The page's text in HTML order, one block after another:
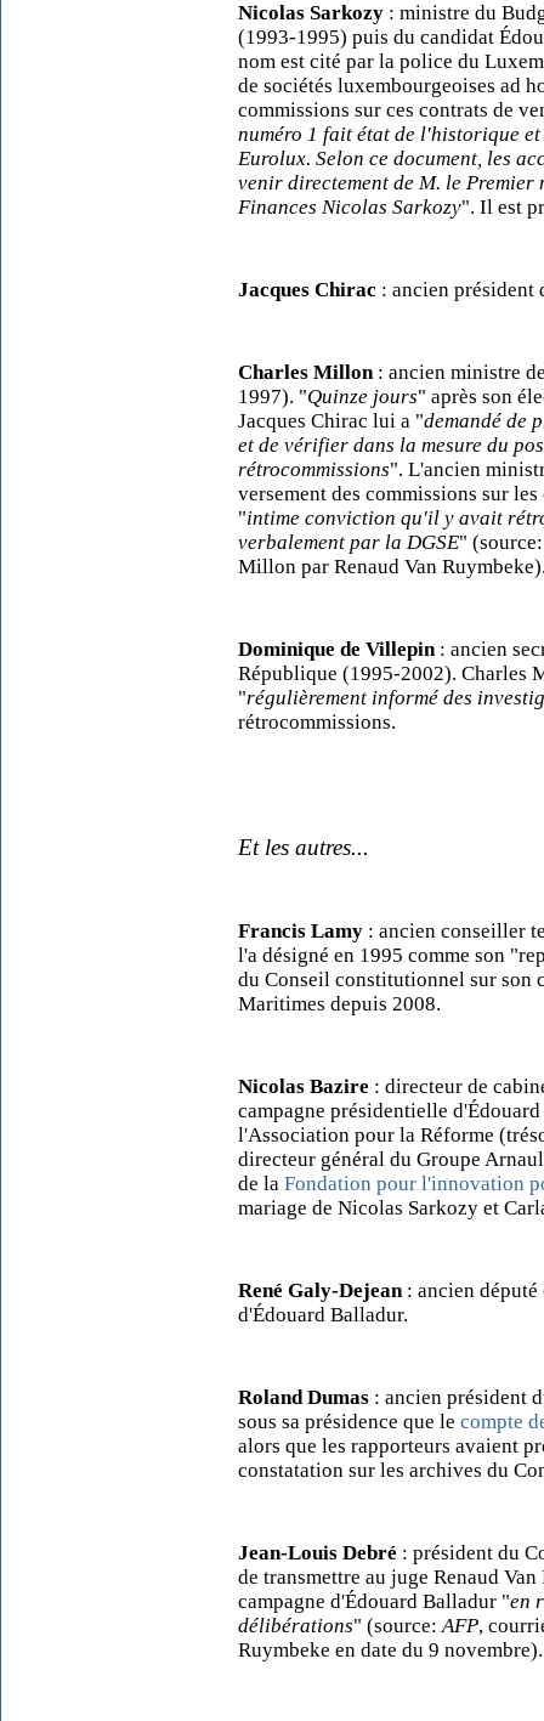
Nicolas Sarkozy : ministre du
(1993-1995) puis du candidat
nom est cité par la police du
de sociétés luxembourgeoises ad
commissions sur ces contrats de
numéro 1 fait état de l'historique et
Eurolux. Selon ce document, les
venir directement de M. le
Finances Nicolas Sarkozy". Il est
Jacques Chirac : ancien président
Charles Millon: ancien ministre
1997). "Quinze jours" après son
Jacques Chirac lui a "demandé de
et de vérifier dans la mesure du
rétrocommissions". L'ancien
versement des commissions sur
"intime conviction qu'il y avait
verbalement par la DGSE"
Millon par Renaud Van
Dominique de Villepin: ancien
République (1995-2002). Charles
"régulièrement informé des
rétrocommissions.
Et les autres...
Francis Lamy : ancien conseiller
l'a désigné en 1995 comme son
du Conseil constitutionnel sur son
Maritimes depuis 2008.
Nicolas Bazire : directeur de
campagne présidentielle
l'Association pour la Réforme
directeur général du Groupe
de la Fondation pour l'innovation
mariage de Nicolas Sarkozy et
René Galy-Dejean: ancien député
d'Édouard Balladur.
Roland Dumas : ancien président
sous sa présidence que le compte
alors que les rapporteurs avaient
constatation sur les archives du
Jean-Louis Debré : président du
de transmettre au juge Renaud
campagne d'Édouard Balladur "en
délibérations" (source:AFP,
Ruymbeke en date du 9 novembre).